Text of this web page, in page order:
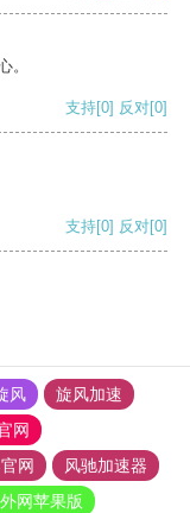
。
支持[0] 反对[0]
支持[0] 反对[0]
风
旋风加速
网
网
风驰加速器
网苹果版